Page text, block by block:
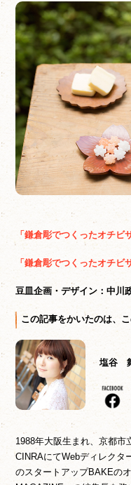
「鎌倉彫でつくったオチ
「鎌倉彫でつくったオチ
豆皿企画・デザイン：中川
この記事をかいたのは、
塩谷
1988年大阪生まれ、京都市
CINRAにてWebディレクタ
のスタートアップBAKEの